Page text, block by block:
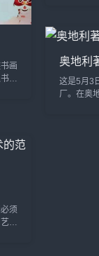
画
画
奥地利
这是5月3
厂。在奥
须
术